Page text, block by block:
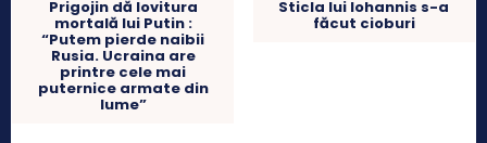
Prigojin dă lovitura
mortală lui Putin :
“Putem pierde naibii
Rusia. Ucraina are
printre cele mai
puternice armate din
lume”
Sticla lui Iohannis s-a
făcut cioburi